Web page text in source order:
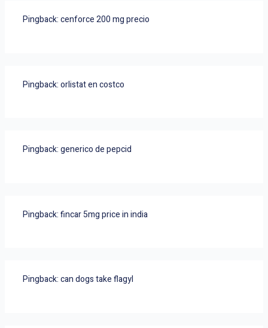
Pingback:cenforce 200 mg precio
Pingback:orlistat en costco
Pingback:generico de pepcid
Pingback:fincar 5mg price in india
Pingback:can dogs take flagyl